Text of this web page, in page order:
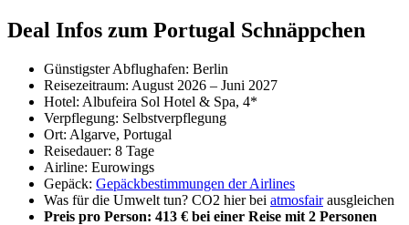
Deal Infos zum Portugal Schnäppchen
Günstigster Abflughafen: Berlin
Reisezeitraum: August 2026 – Juni 2027
Hotel: Albufeira Sol Hotel & Spa, 4*
Verpflegung: Selbstverpflegung
Ort: Algarve, Portugal
Reisedauer: 8 Tage
Airline: Eurowings
Gepäck: Gepäckbestimmungen der Airlines
Was für die Umwelt tun? CO2 hier bei atmosfairausgleichen
Preis pro Person: 413 € bei einer Reise mit 2 Personen